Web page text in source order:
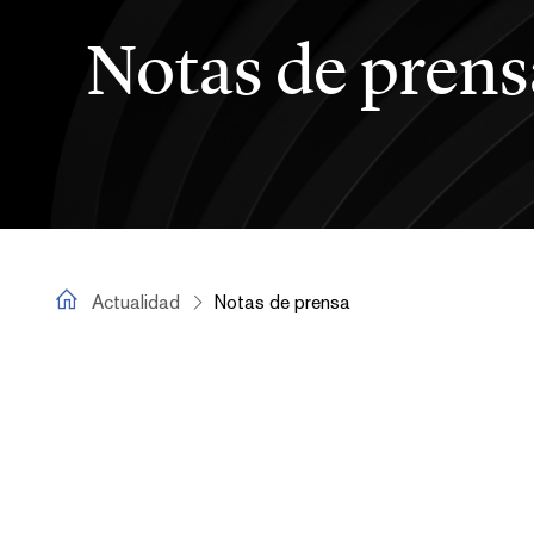
Notas de
Actualidad
Actualidad Notas de prensa